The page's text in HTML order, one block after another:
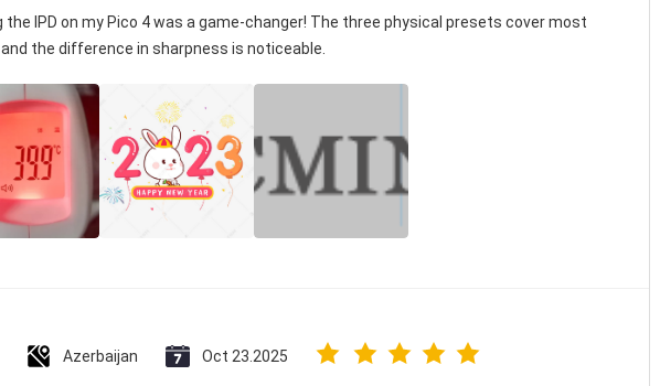
the IPD on my Pico 4 was a game-changer! The three physical presets cover most
the difference in sharpness is noticeable.
Azerbaijan Oct 23.2025